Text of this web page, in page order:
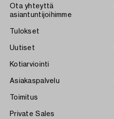
Ota yhteyttä
asiantuntijoihimme
Tulokset
Uutiset
Kotiarviointi
Asiakaspalvelu
Toimitus
Private Sales